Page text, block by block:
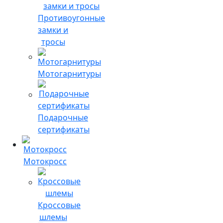
Противоугонные
замки и
тросы
Мотогарнитуры
Подарочные
сертификаты
Мотокросс
Кроссовые
шлемы